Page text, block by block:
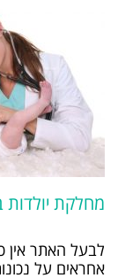
מחלקת יולדות
לבעל האתר אין
אחראים על